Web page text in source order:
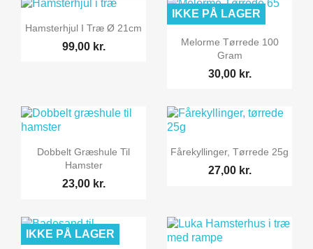
 Vis her
Hamsterhjul I Træ Ø 21cm
99,00 kr.  Vis her
Melorme Tørrede 100
Gram
30,00 kr.
IKKE PÅ LAGER
 Vis her
Dobbelt Græshule Til
Hamster
23,00 kr.
 Vis her
Fårekyllinger, Tørrede 25g
27,00 kr.
IKKE PÅ LAGER